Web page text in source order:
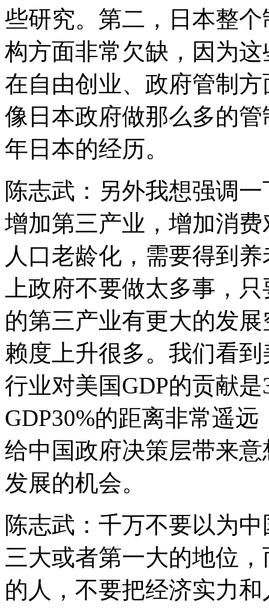
些研究。第二，日本整
构方面非常欠缺，因为
在自由创业、政府管制
像日本政府做那么多的
年日本的经历。
陈志武：另外我想强调
增加第三产业，增加消
人口老龄化，需要得到
上政府不要做太多事，
的第三产业有更大的发
赖度上升很多。我们看
行业对美国GDP的贡献
GDP30%的距离非常遥
给中国政府决策层带来
发展的机会。
陈志武：千万不要以为
三大或者第一大的地位
的人，不要把经济实力